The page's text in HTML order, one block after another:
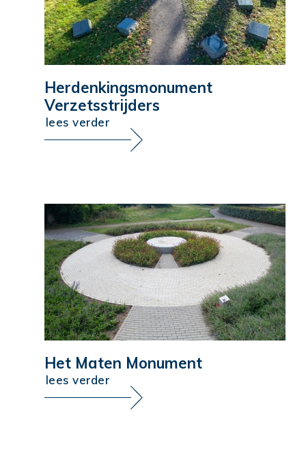
Herdenkingsmonument
Verzetsstrijders
lees verder
Het Maten Monument
lees verder